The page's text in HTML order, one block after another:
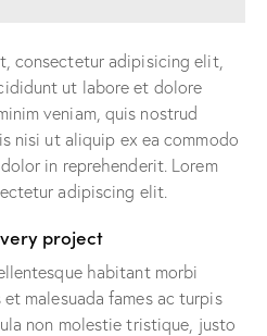
consectetur adipisicing elit,
ut labore et dolore
veniam, quis nostrud
nisi ut aliquip ex ea commodo
in reprehenderit. Lorem
adipiscing elit.
project
habitant morbi
malesuada fames ac turpis
non molestie tristique, justo